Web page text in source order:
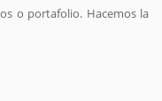
o portafolio. Hacemos la